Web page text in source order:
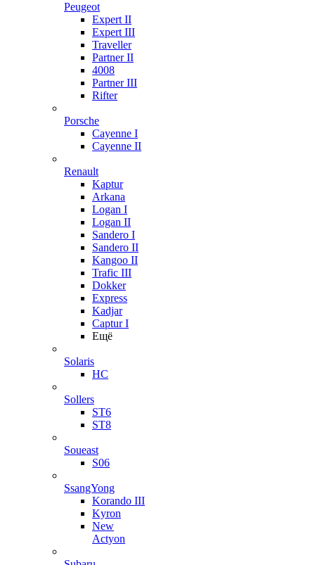
Peugeot
Expert II
Expert III
Traveller
Partner II
4008
Partner III
Rifter
Porsche
Cayenne I
Cayenne II
Renault
Kaptur
Arkana
Logan I
Logan II
Sandero I
Sandero II
Kangoo II
Trafic III
Dokker
Express
Kadjar
Captur I
Ещё
Solaris
HC
Sollers
ST6
ST8
Soueast
S06
SsangYong
Korando III
Kyron
New
Actyon